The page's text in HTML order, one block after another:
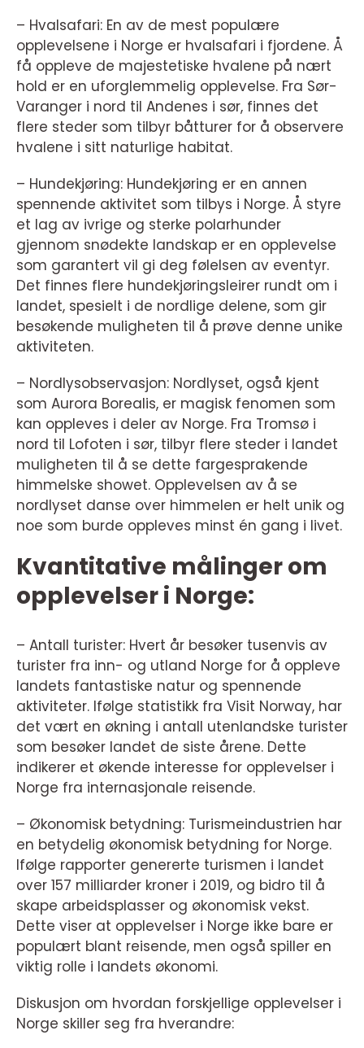
– Hvalsafari: En av de mest populære
opplevelsene i Norge er hvalsafari i fjordene. Å
få oppleve de majestetiske hvalene på nært
hold er en uforglemmelig opplevelse. Fra Sør-
Varanger i nord til Andenes i sør, finnes det
flere steder som tilbyr båtturer for å observere
hvalene i sitt naturlige habitat.
– Hundekjøring: Hundekjøring er en annen
spennende aktivitet som tilbys i Norge. Å styre
et lag av ivrige og sterke polarhunder
gjennom snødekte landskap er en opplevelse
som garantert vil gi deg følelsen av eventyr.
Det finnes flere hundekjøringsleirer rundt om i
landet, spesielt i de nordlige delene, som gir
besøkende muligheten til å prøve denne unike
aktiviteten.
– Nordlysobservasjon: Nordlyset, også kjent
som Aurora Borealis, er magisk fenomen som
kan oppleves i deler av Norge. Fra Tromsø i
nord til Lofoten i sør, tilbyr flere steder i landet
muligheten til å se dette fargesprakende
himmelske showet. Opplevelsen av å se
nordlyset danse over himmelen er helt unik og
noe som burde oppleves minst én gang i livet.
Kvantitative målinger om
opplevelser i Norge:
– Antall turister: Hvert år besøker tusenvis av
turister fra inn- og utland Norge for å oppleve
landets fantastiske natur og spennende
aktiviteter. Ifølge statistikk fra Visit Norway, har
det vært en økning i antall utenlandske turister
som besøker landet de siste årene. Dette
indikerer et økende interesse for opplevelser i
Norge fra internasjonale reisende.
– Økonomisk betydning: Turismeindustrien har
en betydelig økonomisk betydning for Norge.
Ifølge rapporter genererte turismen i landet
over 157 milliarder kroner i 2019, og bidro til å
skape arbeidsplasser og økonomisk vekst.
Dette viser at opplevelser i Norge ikke bare er
populært blant reisende, men også spiller en
viktig rolle i landets økonomi.
Diskusjon om hvordan forskjellige opplevelser i
Norge skiller seg fra hverandre: